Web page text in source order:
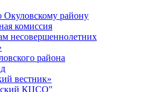
району
комиссия
несовершеннолетних
района
вестник»
КЦСО"